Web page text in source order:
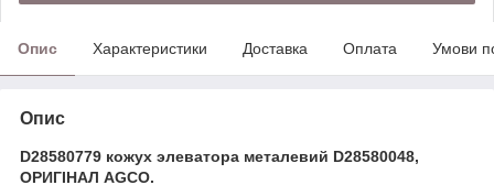
Опис Характеристики Доставка Оплата Умови
Опис
D28580779 кожух элеватора металевий D28580048,
ОРИГІНАЛ AGCO.